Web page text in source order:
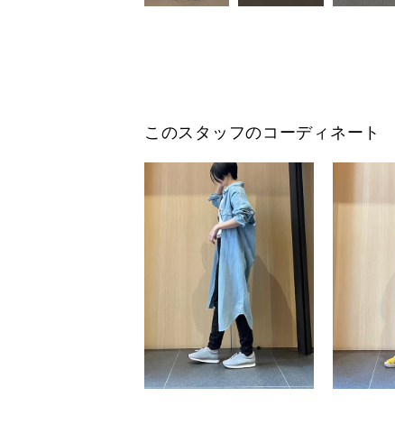
このスタッフのコーディネート